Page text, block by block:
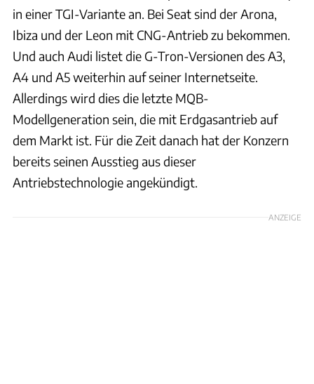
in einer TGI-Variante an. Bei Seat sind der Arona,
Ibiza und der Leon mit CNG-Antrieb zu bekommen.
Und auch Audi listet die G-Tron-Versionen des A3,
A4 und A5 weiterhin auf seiner Internetseite.
Allerdings wird dies die letzte MQB-
Modellgeneration sein, die mit Erdgasantrieb auf
dem Markt ist. Für die Zeit danach hat der Konzern
bereits seinen Ausstieg aus dieser
Antriebstechnologie angekündigt.
ANZEIGE